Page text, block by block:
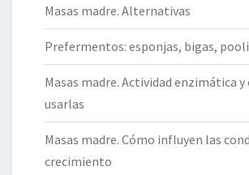
Masas madre. Alternativas
Prefermentos: esponjas, bigas,
Masas madre. Actividad enzimática y
usarlas
Masas madre. Cómo influyen las
crecimiento